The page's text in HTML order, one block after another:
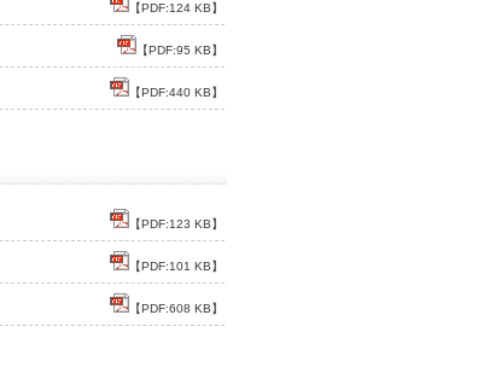
【PDF:124 KB】
【PDF:95 KB】
【PDF:440 KB】
【PDF:123 KB】
【PDF:101 KB】
【PDF:608 KB】